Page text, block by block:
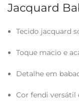
Jacquard
Tecido jacquard
Toque macio e
Detalhe em
Cor fendi versátil